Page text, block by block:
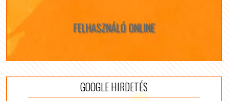
FELHASZNÁLÓ ONLINE
GOOGLE HIRDETÉS